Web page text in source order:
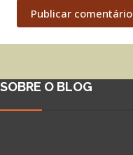
Publicar comentário
SOBRE O BLOG